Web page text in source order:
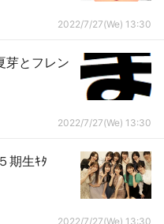
2022/7/27(We) 13:30
芽とフレン
2022/7/27(We) 13:30
期生ｷﾀ
2022/7/27(We) 13:30